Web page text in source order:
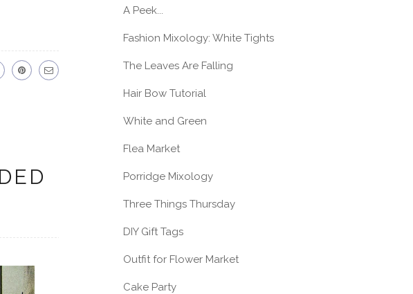
A Peek...
Fashion Mixology: White Tights
The Leaves Are Falling
Hair Bow Tutorial
White and Green
Flea Market
Porridge Mixology
Three Things Thursday
DIY Gift Tags
Outfit for Flower Market
Cake Party